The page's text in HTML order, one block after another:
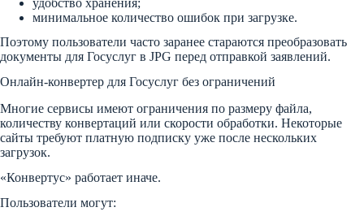
минимальное количество ошибок при загрузке.
Поэтому пользователи часто заранее стараются преобразовать
документы для Госуслуг в JPG перед отправкой заявлений.
Онлайн-конвертер для Госуслуг без ограничений
Многие сервисы имеют ограничения по размеру файла,
количеству конвертаций или скорости обработки. Некоторые
сайты требуют платную подписку уже после нескольких
загрузок.
«Конвертус» работает иначе.
Пользователи могут: